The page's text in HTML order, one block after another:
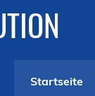
Startseite